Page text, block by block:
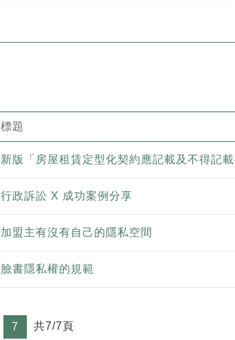
標題
新版「房屋租賃定型化契約應記載及不得記載
行政訴訟 X 成功案例分享
加盟主有沒有自己的隱私空間
臉書隱私權的規範
7 共7/7頁